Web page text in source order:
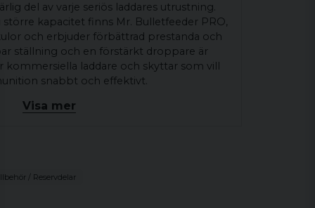
del av varje seriös laddares utrustning.
kapacitet finns Mr. Bulletfeeder PRO,
och erbjuder förbättrad prestanda och
ställning och en förstärkt droppare är
kommersiella laddare och skyttar som vill
snabbt och effektivt.
Visa mer
/ Reservdelar